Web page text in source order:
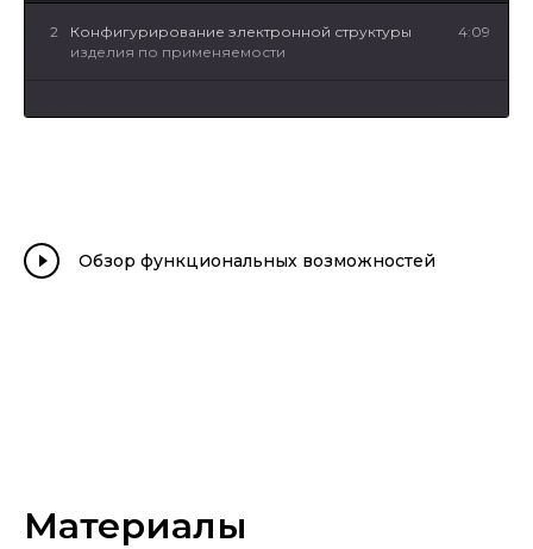
2
Конфигурирование электронной структуры
изделия по применяемости
4:09
6
Обзор функциональных возможностей
Материалы